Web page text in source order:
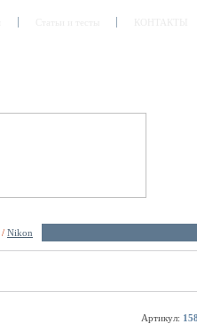
/ Nikon
Артикул: